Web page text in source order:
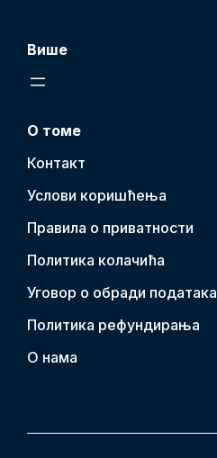
Више
О томе
Контакт
Услови коришћења
Правила о приватности
Политика колачића
Уговор о обради података
Политика рефундирања
О нама